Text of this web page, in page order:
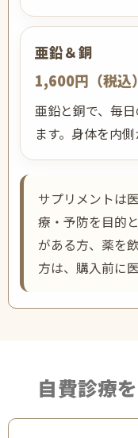
亜鉛＆銅
1,600円（税込）
亜鉛と銅で、毎
ます。身体を内
サプリメントは
療・予防を目的
がある方、薬を
方は、購入前に
自費診療